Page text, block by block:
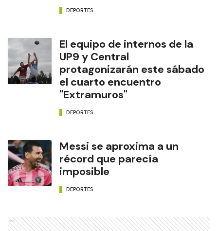
DEPORTES
El equipo de internos de la
UP9 y Central
protagonizarán este sábado
el cuarto encuentro
"Extramuros"
DEPORTES
Messi se aproxima a un
récord que parecía
imposible
DEPORTES
Ads